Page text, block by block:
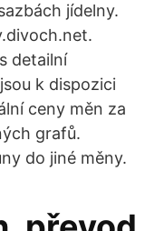
jídelny.
detailní
k dispozici
ceny měn za
grafů.
do jiné měny.